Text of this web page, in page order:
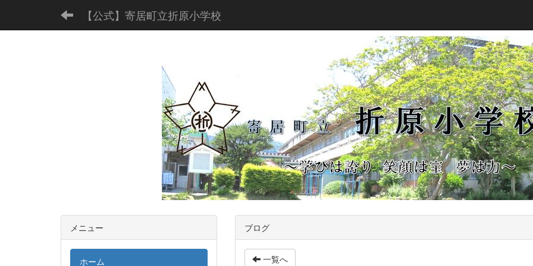
【公式】寄居町立折原小学校
ブログ
一覧へ
メニュー
ホーム